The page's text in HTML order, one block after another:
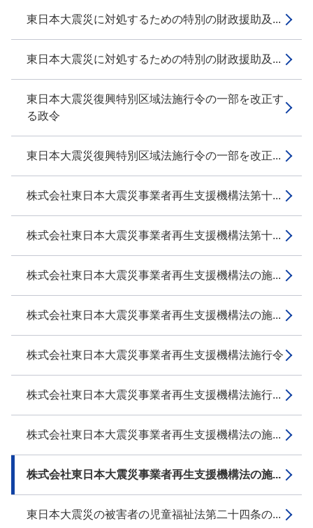
東日本大震災に対処するための特別の財政援助及...
東日本大震災に対処するための特別の財政援助及...
東日本大震災復興特別区域法施行令の一部を改正す
る政令
東日本大震災復興特別区域法施行令の一部を改正...
株式会社東日本大震災事業者再生支援機構法第十...
株式会社東日本大震災事業者再生支援機構法第十...
株式会社東日本大震災事業者再生支援機構法の施...
株式会社東日本大震災事業者再生支援機構法の施...
株式会社東日本大震災事業者再生支援機構法施行令
株式会社東日本大震災事業者再生支援機構法施行...
株式会社東日本大震災事業者再生支援機構法の施...
株式会社東日本大震災事業者再生支援機構法の施...
東日本大震災の被害者の児童福祉法第二十四条の...